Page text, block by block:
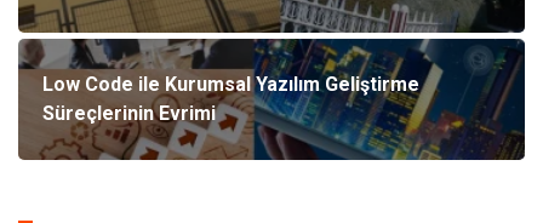
Low Code ile Kurumsal Yazılım Geliştirme
Süreçlerinin Evrimi